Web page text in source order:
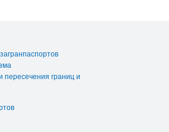
пересечения границ и